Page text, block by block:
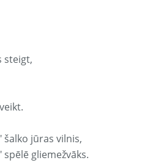
steigt,
šalko jūras vilnis,
gliemežvāks.